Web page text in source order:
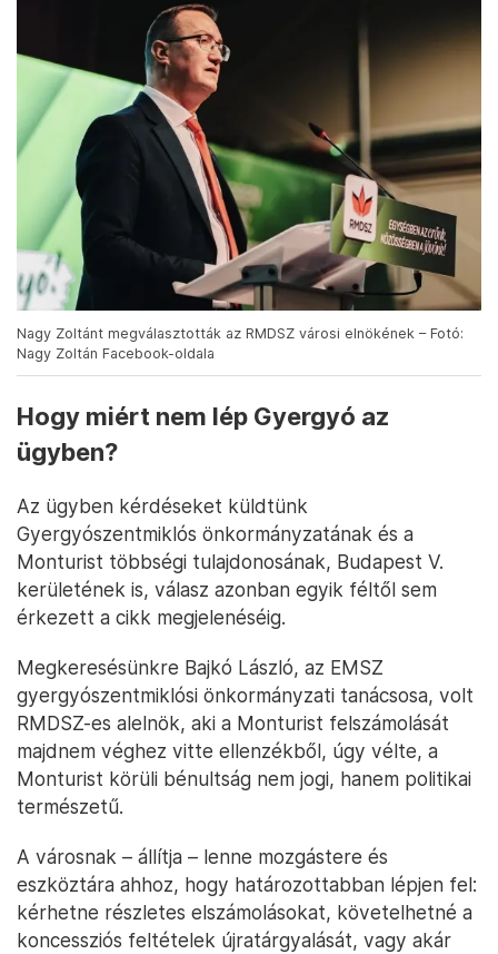
Nagy Zoltánt megválasztották az RMDSZ városi elnökének – Fotó:
Nagy Zoltán Facebook-oldala
Hogy miért nem lép Gyergyó az
ügyben?
Az ügyben kérdéseket küldtünk
Gyergyószentmiklós önkormányzatának és a
Monturist többségi tulajdonosának, Budapest V.
kerületének is, válasz azonban egyik féltől sem
érkezett a cikk megjelenéséig.
Megkeresésünkre Bajkó László, az EMSZ
gyergyószentmiklósi önkormányzati tanácsosa, volt
RMDSZ-es alelnök, aki a Monturist felszámolását
majdnem véghez vitte ellenzékből, úgy vélte, a
Monturist körüli bénultság nem jogi, hanem politikai
természetű.
A városnak – állítja – lenne mozgástere és
eszköztára ahhoz, hogy határozottabban lépjen fel:
kérhetne részletes elszámolásokat, követelhetné a
koncessziós feltételek újratárgyalását, vagy akár